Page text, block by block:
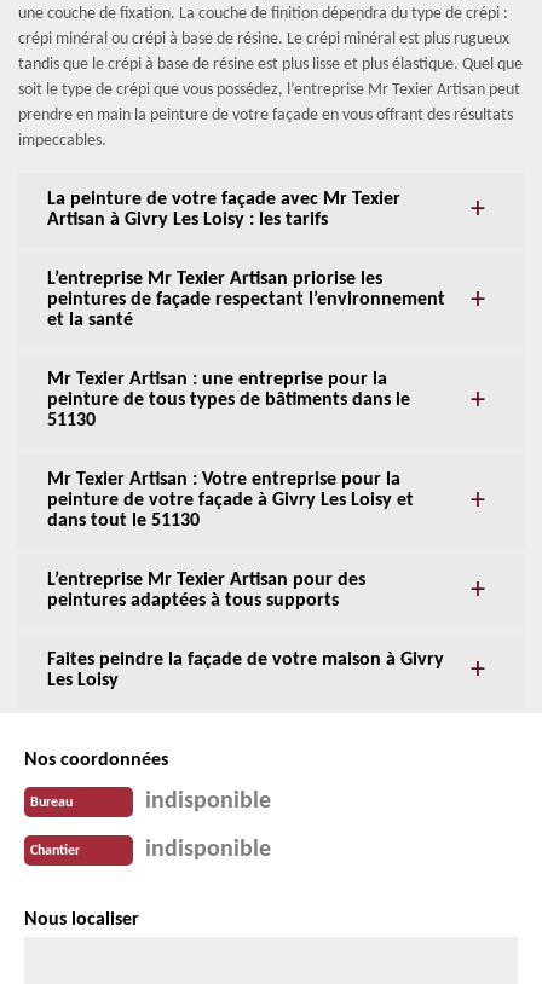
une couche de fixation. La couche de finition dépendra du type de crépi :
crépi minéral ou crépi à base de résine. Le crépi minéral est plus rugueux
tandis que le crépi à base de résine est plus lisse et plus élastique. Quel que
soit le type de crépi que vous possédez, l’entreprise Mr Texier Artisan peut
prendre en main la peinture de votre façade en vous offrant des résultats
impeccables.
La peinture de votre façade avec Mr Texier
Artisan à Givry Les Loisy : les tarifs
L’entreprise Mr Texier Artisan priorise les
peintures de façade respectant l’environnement
et la santé
Mr Texier Artisan : une entreprise pour la
peinture de tous types de bâtiments dans le
51130
Mr Texier Artisan : Votre entreprise pour la
peinture de votre façade à Givry Les Loisy et
dans tout le 51130
L’entreprise Mr Texier Artisan pour des
peintures adaptées à tous supports
Faites peindre la façade de votre maison à Givry
Les Loisy
Nos coordonnées
Bureau indisponible
Chantier indisponible
Nous localiser